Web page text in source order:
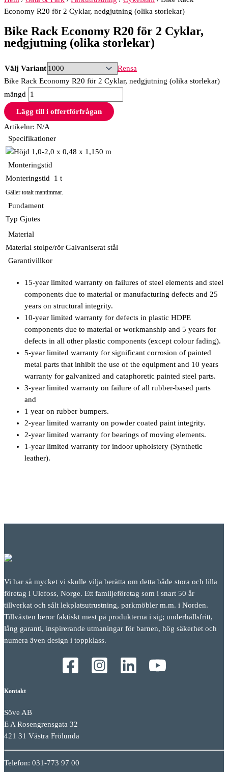
Economy R20 för 2 Cyklar, nedgjutning (olika storlekar)
Bike Rack Economy R20 för 2 Cyklar,
nedgjutning (olika storlekar)
Välj Variant
Rensa
Bike Rack Economy R20 för 2 Cyklar, nedgjutning (olika storlekar)
mängd
Lägg till i offertförfrågan
Artikelnr: N/A
Specifikationer
1,0-2,0 x 0,48 x 1,150 m
Monteringstid
Monteringstid
1 t
Gäller totalt mantimmar.
Fundament
Typ Gjutes
Material
Material stolpe/rör Galvaniserat stål
Garantivillkor
15-year limited warranty on failures of steel elements and steel
components due to material or manufacturing defects and 25
years on structural integrity.
10-year limited warranty for defects in plastic HDPE
components due to material or workmanship and 5 years for
defects in all other plastic components (except colour fading).
5-year limited warranty for significant corrosion of painted
metal parts that inhibit the use of the equipment and 10 years
warranty for galvanized and cataphoretic painted steel parts.
3-year limited warranty on failure of all rubber-based parts
and
1 year on rubber bumpers.
2-year limited warranty on powder coated paint integrity.
2-year limited warranty for bearings of moving elements.
1-year limited warranty for indoor upholstery (Synthetic
leather).
Vi har så mycket vi skulle vilja berätta om detta både stora och lilla
företag i Ulefoss, Norge. Ett familjeföretag som i snart 50 år
tillverkat och sålt lekplatsutrustning, parkmöbler m.m. i Norden.
Tillväxten beror faktiskt mest på produkterna i sig; underhållsfritt,
lång garanti, inspirerande utmaningar för barnen, hög säkerhet och
numera även design i toppklass.
Kontakt
Söve AB
E A Rosengrensgata 32
421 31 Västra Frölunda
Telefon: 031-773 97 00